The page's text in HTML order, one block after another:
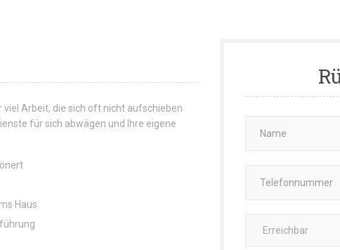
viel Arbeit, die sich oft nicht aufschieben
für sich abwägen und Ihre eigene
Haus